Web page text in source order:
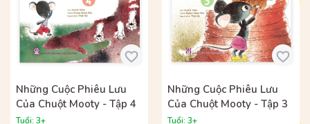
Những Cuộc Phiêu Lưu
Của Chuột Mooty - Tập 4
Tuổi: 3+
Những Cuộc Phiêu Lưu
Của Chuột Mooty - Tập 3
Tuổi: 3+